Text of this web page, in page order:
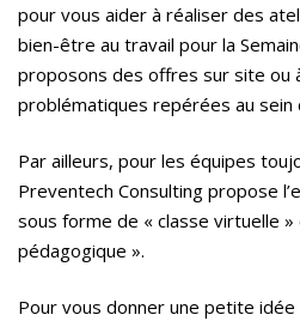
pour vous aider à réaliser des
bien-être au travail pour la
proposons des offres sur site ou
problématiques repérées au sein
Par ailleurs, pour les équipes
Preventech Consulting propose
sous forme de « classe virtuelle »
pédagogique ».
Pour vous donner une petite